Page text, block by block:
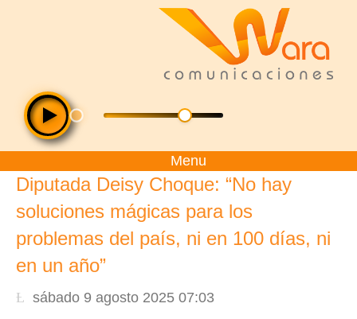
Menu
Diputada Deisy Choque: “No hay
soluciones mágicas para los
problemas del país, ni en 100 días, ni
en un año”
sábado 9 agosto 2025 07:03